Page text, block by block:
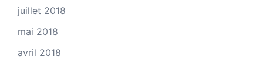
juillet 2018
mai 2018
avril 2018